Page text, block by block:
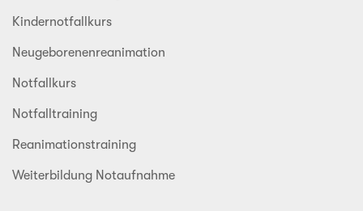
Kindernotfallkurs
Neugeborenenreanimation
Notfallkurs
Notfalltraining
Reanimationstraining
Weiterbildung Notaufnahme